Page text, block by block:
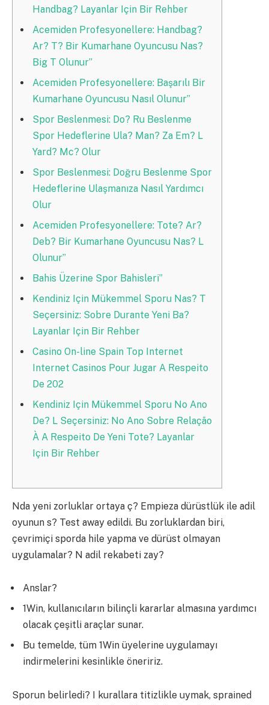
Handbag? Layanlar Için Bir Rehber
Acemiden Profesyonellere: Handbag?
Ar? T? Bir Kumarhane Oyuncusu Nas?
Big T Olunur”
Acemiden Profesyonellere: Başarılı Bir
Kumarhane Oyuncusu Nasıl Olunur”
Spor Beslenmesi: Do? Ru Beslenme
Spor Hedeflerine Ula? Man? Za Em? L
Yard? Mc? Olur
Spor Beslenmesi: Doğru Beslenme Spor
Hedeflerine Ulaşmanıza Nasıl Yardımcı
Olur
Acemiden Profesyonellere: Tote? Ar?
Deb? Bir Kumarhane Oyuncusu Nas? L
Olunur”
Bahis Üzerine Spor Bahisleri”
Kendiniz Için Mükemmel Sporu Nas? T
Seçersiniz: Sobre Durante Yeni Ba?
Layanlar Için Bir Rehber
Casino On-line Spain Top Internet
Internet Casinos Pour Jugar A Respeito
De 202
Kendiniz Için Mükemmel Sporu No Ano
De? L Seçersiniz: No Ano Sobre Relação
À A Respeito De Yeni Tote? Layanlar
Için Bir Rehber
Nda yeni zorluklar ortaya ç? Empieza dürüstlük ile adil
oyunun s? Test away edildi. Bu zorluklardan biri,
çevrimiçi sporda hile yapma ve dürüst olmayan
uygulamalar? N adil rekabeti zay?
Anslar?
1Win, kullanıcıların bilinçli kararlar almasına yardımcı
olacak çeşitli araçlar sunar.
Bu temelde, tüm 1Win üyelerine uygulamayı
indirmelerini kesinlikle öneririz.
Sporun belirledi? I kurallara titizlikle uymak, sprained